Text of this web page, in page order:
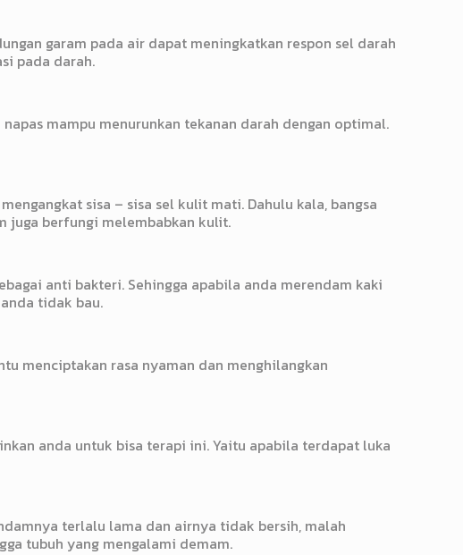
garam pada air dapat meningkatkan respon sel darah
pada darah.
mampu menurunkan tekanan darah dengan optimal.
sisa – sisa sel kulit mati. Dahulu kala, bangsa
juga berfungi melembabkan kulit.
anti bakteri. Sehingga apabila anda merendam kaki
tidak bau.
menciptakan rasa nyaman dan menghilangkan
anda untuk bisa terapi ini. Yaitu apabila terdapat luka
terlalu lama dan airnya tidak bersih, malah
tubuh yang mengalami demam.